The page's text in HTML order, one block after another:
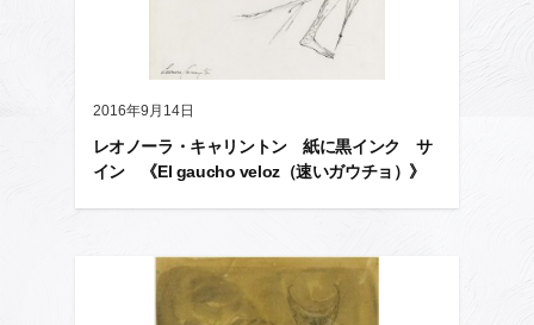
2016年9月14日
レオノーラ・キャリントン 紙に黒インク サ
イン 《El gaucho veloz（速いガウチョ）》